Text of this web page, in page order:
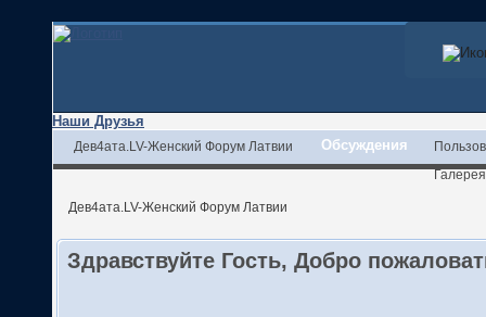
Наши Друзья
Дев4ата.LV-Женский Форум Латвии Обсуждения
Галерея
Дев4ата.LV-Женский Форум Латвии
Здравствуйте Гость, Добро